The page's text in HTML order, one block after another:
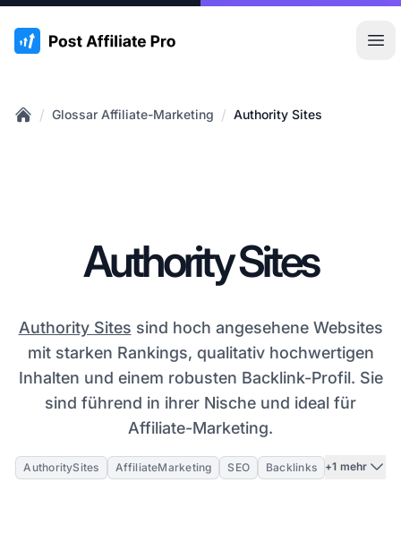
:site.title
/ Glossar Affiliate-Marketing / Authority Sites
Authority Sites
Authority Sites sind hoch angesehene Websites
mit starken Rankings, qualitativ hochwertigen
Inhalten und einem robusten Backlink-Profil. Sie
sind führend in ihrer Nische und ideal für
Affiliate-Marketing.
AuthoritySites AffiliateMarketing SEO Backlinks +1 mehr